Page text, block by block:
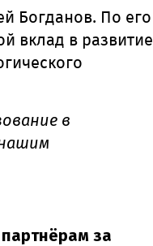
Богданов. По его
вклад в развитие
в
за